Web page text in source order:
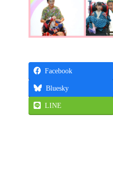
Facebook
Bluesky
LINE